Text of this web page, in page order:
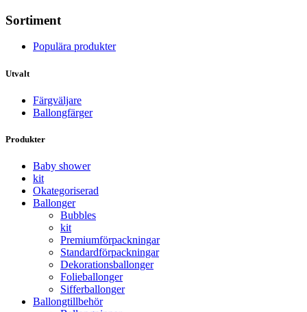
Sortiment
Populära produkter
Utvalt
Färgväljare
Ballongfärger
Produkter
Baby shower
kit
Okategoriserad
Ballonger
Bubbles
kit
Premium­förpackningar
Standard­­förpackningar
Dekorations­ballonger
Folie­­­ballonger
Siffer­­ballonger
Ballong­tillbehör